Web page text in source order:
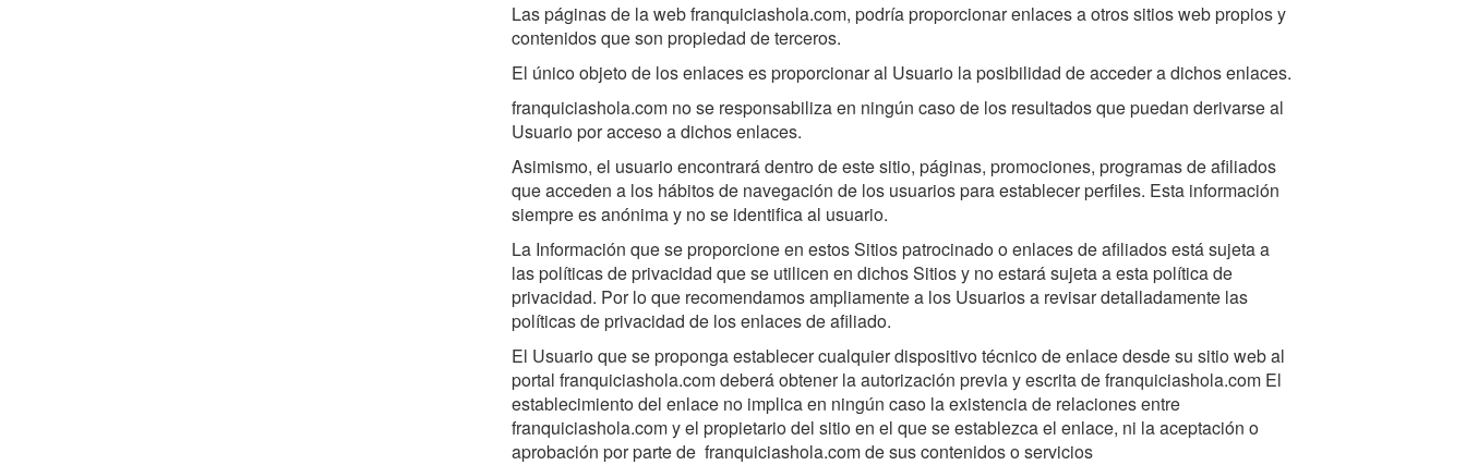
Las páginas de la web franquiciashola.com, podría proporcionar enlaces a otros sitios web propios y
contenidos que son propiedad de terceros.
El único objeto de los enlaces es proporcionar al Usuario la posibilidad de acceder a dichos enlaces.
franquiciashola.com no se responsabiliza en ningún caso de los resultados que puedan derivarse al
Usuario por acceso a dichos enlaces.
Asimismo, el usuario encontrará dentro de este sitio, páginas, promociones, programas de afiliados
que acceden a los hábitos de navegación de los usuarios para establecer perfiles. Esta información
siempre es anónima y no se identifica al usuario.
La Información que se proporcione en estos Sitios patrocinado o enlaces de afiliados está sujeta a
las políticas de privacidad que se utilicen en dichos Sitios y no estará sujeta a esta política de
privacidad. Por lo que recomendamos ampliamente a los Usuarios a revisar detalladamente las
políticas de privacidad de los enlaces de afiliado.
El Usuario que se proponga establecer cualquier dispositivo técnico de enlace desde su sitio web al
portal franquiciashola.com deberá obtener la autorización previa y escrita de franquiciashola.com El
establecimiento del enlace no implica en ningún caso la existencia de relaciones entre
franquiciashola.com y el propietario del sitio en el que se establezca el enlace, ni la aceptación o
aprobación por parte de franquiciashola.com de sus contenidos o servicios